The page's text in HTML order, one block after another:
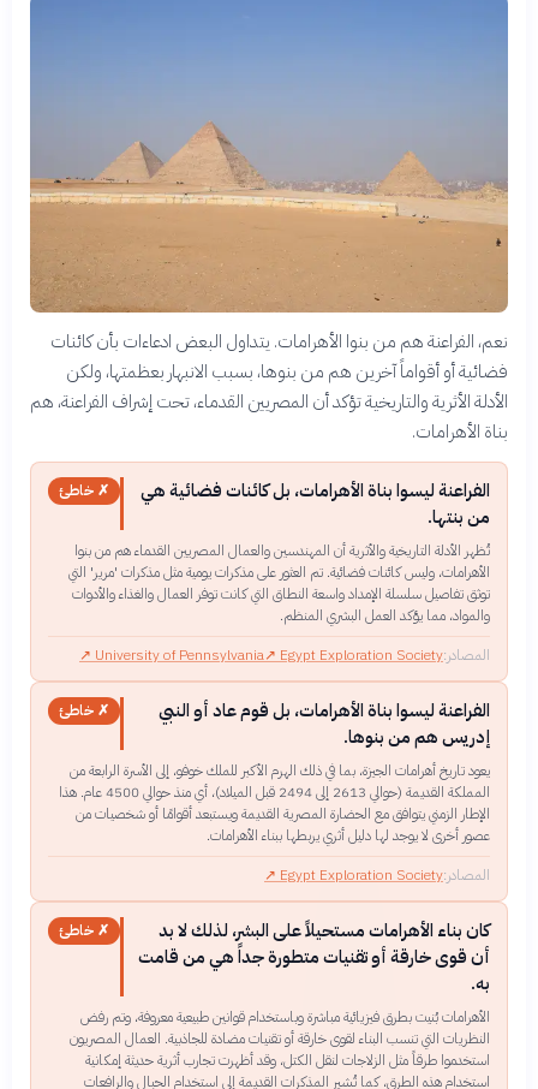
نعم، الفراعنة هم من بنوا الأهرامات. يتداول البعض ادعاءات بأن كائنات
فضائية أو أقواماً آخرين هم من بنوها، بسبب الانبهار بعظمتها، ولكن
الأدلة الأثرية والتاريخية تؤكد أن المصريين القدماء، تحت إشراف الفراعنة، هم
بناة الأهرامات.
الفراعنة ليسوا بناة الأهرامات، بل كائنات فضائية هي
من بنتها.
✗ خاطئ
تُظهر الأدلة التاريخية والأثرية أن المهندسين والعمال المصريين القدماء هم من بنوا
الأهرامات، وليس كائنات فضائية. تم العثور على مذكرات يومية مثل مذكرات 'مرير' التي
توثق تفاصيل سلسلة الإمداد واسعة النطاق التي كانت توفر العمال والغذاء والأدوات
والمواد، مما يؤكد العمل البشري المنظم.
المصادر:Egypt Exploration Society
↗
University of Pennsylvania
↗
الفراعنة ليسوا بناة الأهرامات، بل قوم عاد أو النبي
إدريس هم من بنوها.
✗ خاطئ
يعود تاريخ أهرامات الجيزة، بما في ذلك الهرم الأكبر للملك خوفو، إلى الأسرة الرابعة من
المملكة القديمة (حوالي 2613 إلى 2494 قبل الميلاد)، أي منذ حوالي 4500 عام. هذا
الإطار الزمني يتوافق مع الحضارة المصرية القديمة ويستبعد أقوامًا أو شخصيات من
عصور أخرى لا يوجد لها دليل أثري يربطها ببناء الأهرامات.
المصادر:Egypt Exploration Society
↗
كان بناء الأهرامات مستحيلاً على البشر، لذلك لا بد
أن قوى خارقة أو تقنيات متطورة جداً هي من قامت
به.
✗ خاطئ
الأهرامات بُنيت بطرق فيزيائية مباشرة وباستخدام قوانين طبيعية معروفة، وتم رفض
النظريات التي تنسب البناء لقوى خارقة أو تقنيات مضادة للجاذبية. العمال المصريون
استخدموا طرقاً مثل الزلاجات لنقل الكتل، وقد أظهرت تجارب أثرية حديثة إمكانية
استخدام هذه الطرق، كما تُشير المذكرات القديمة إلى استخدام الحبال والرافعات